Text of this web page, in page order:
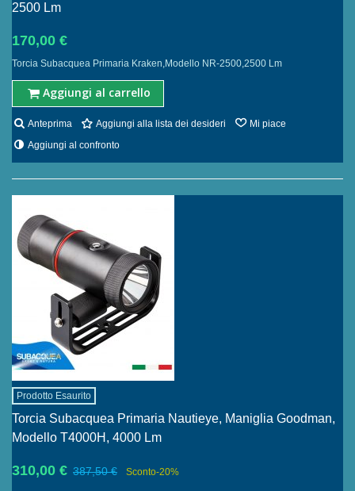
2500 Lm
170,00 €
Torcia Subacquea Primaria Kraken,Modello NR-2500,2500 Lm
Aggiungi al carrello
Anteprima Aggiungi alla lista dei desideri
Mi piace
Aggiungi al confronto
Prodotto Esaurito
Torcia Subacquea Primaria Nautieye, Maniglia Goodman,
Modello T4000H, 4000 Lm
310,00 € 387,50 € Sconto-20%